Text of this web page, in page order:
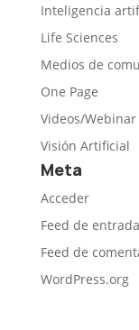
Inteligencia
Life Sciences
Medios de
One Page
Videos/Webinar
Visión Artificial
Meta
Acceder
Feed de
Feed de
WordPress.org